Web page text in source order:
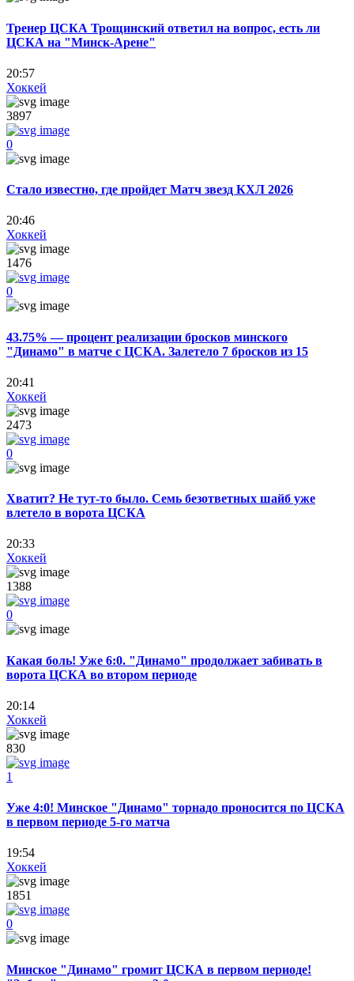
Тренер ЦСКА Трощинский ответил на вопрос, есть ли
ЦСКА на "Минск-Арене"
20:57
Хоккей
3897
0
Стало известно, где пройдет Матч звезд КХЛ 2026
20:46
Хоккей
1476
0
43.75% — процент реализации бросков минского
"Динамо" в матче с ЦСКА. Залетело 7 бросков из 15
20:41
Хоккей
2473
0
Хватит? Не тут-то было. Семь безответных шайб уже
влетело в ворота ЦСКА
20:33
Хоккей
1388
0
Какая боль! Уже 6:0. "Динамо" продолжает забивать в
ворота ЦСКА во втором периоде
20:14
Хоккей
830
1
Уже 4:0! Минское "Динамо" торнадо проносится по ЦСКА
в первом периоде 5-го матча
19:54
Хоккей
1851
0
Минское "Динамо" громит ЦСКА в первом периоде!